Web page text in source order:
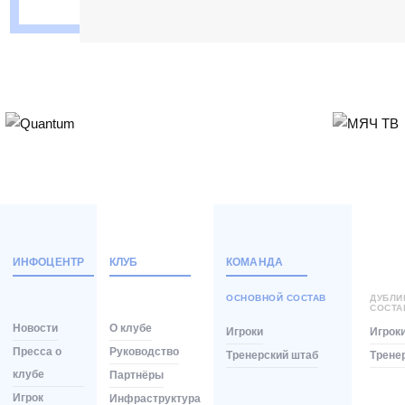
ИНФОЦЕНТР
Новости
Пресса о
клубе
Игрок
КЛУБ
О клубе
Руководство
Партнёры
Инфраструктура
КОМАНДА
ОСНОВНОЙ СОСТАВ
Игроки
Тренерский штаб